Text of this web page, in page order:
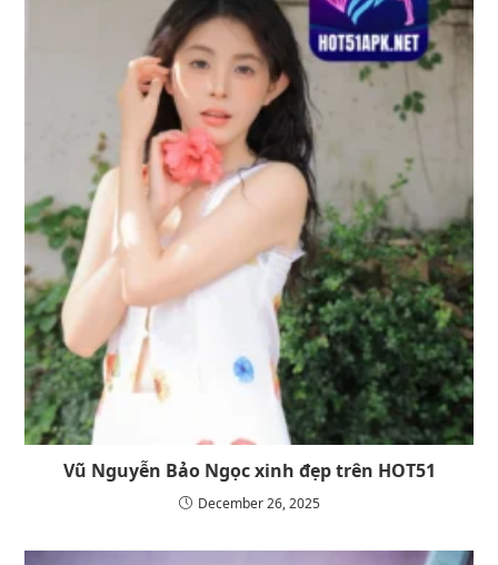
Vũ Nguyễn Bảo Ngọc xinh đẹp trên HOT51
December 26, 2025